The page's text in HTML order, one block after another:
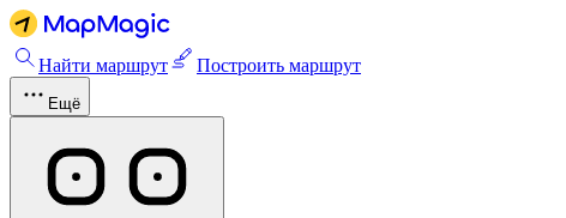
Найти маршрут Построить маршрут
Ещё